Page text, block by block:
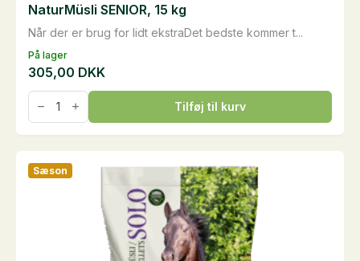
På lager
Når der er brug for lidt ekstraDet bedste kommer t...
NaturMüsli SENIOR, 15 kg
305,00 DKK
NaturMüsli
SENIOR,
15
kg
Tilføj til kurv
Sæson